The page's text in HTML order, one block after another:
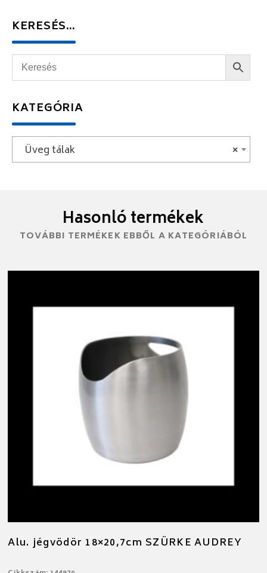
KERESÉS…
KATEGÓRIA
×
Üveg tálak
Hasonló termékek
TOVÁBBI TERMÉKEK EBBŐL A KATEGÓRIÁBÓL
Alu. jégvödör 18×20,7cm SZÜRKE AUDREY